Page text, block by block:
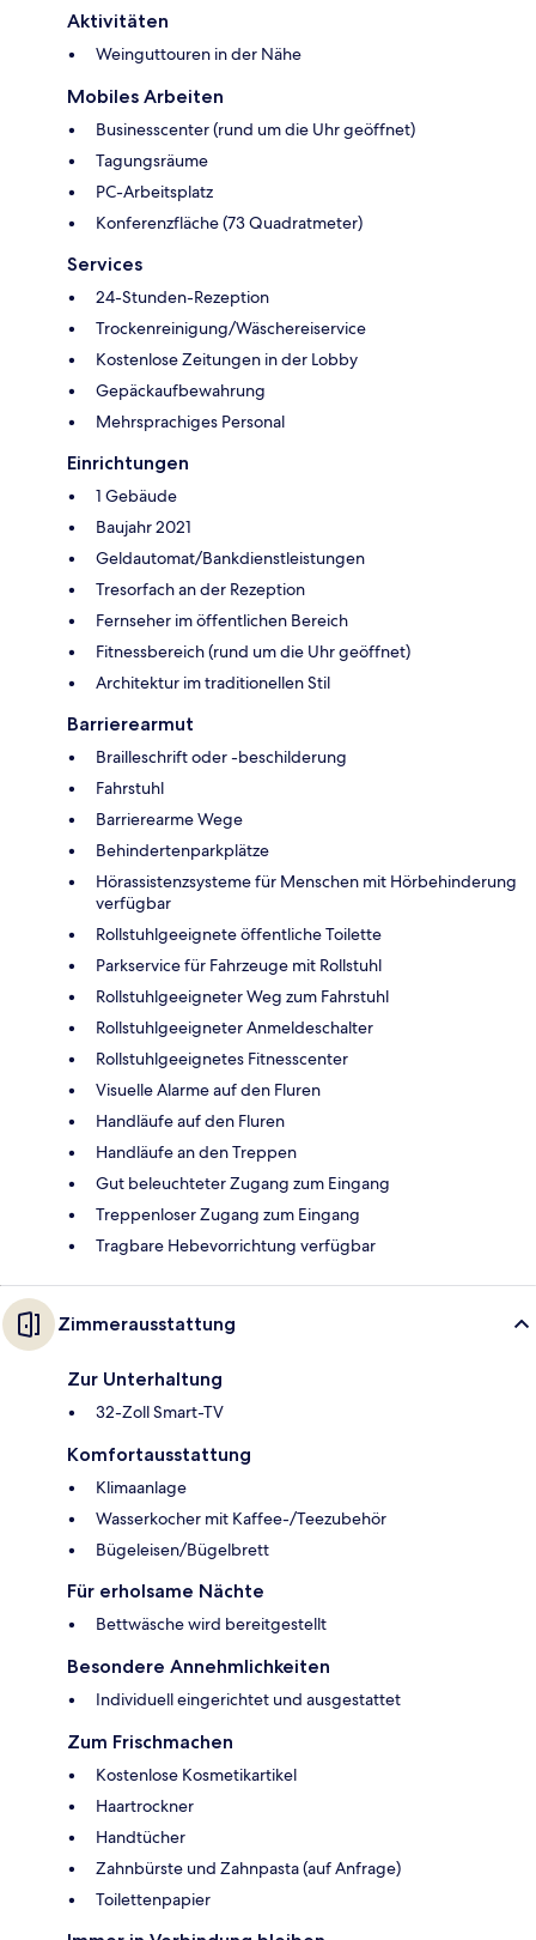
Aktivitäten
Weinguttouren in der Nähe
Mobiles Arbeiten
Businesscenter (rund um die Uhr geöffnet)
Tagungsräume
PC-Arbeitsplatz
Konferenzfläche (73 Quadratmeter)
Services
24-Stunden-Rezeption
Trockenreinigung/Wäschereiservice
Kostenlose Zeitungen in der Lobby
Gepäckaufbewahrung
Mehrsprachiges Personal
Einrichtungen
1 Gebäude
Baujahr 2021
Geldautomat/Bankdienstleistungen
Tresorfach an der Rezeption
Fernseher im öffentlichen Bereich
Fitnessbereich (rund um die Uhr geöffnet)
Architektur im traditionellen Stil
Barrierearmut
Brailleschrift oder -beschilderung
Fahrstuhl
Barrierearme Wege
Behindertenparkplätze
Hörassistenzsysteme für Menschen mit Hörbehinderung
verfügbar
Rollstuhlgeeignete öffentliche Toilette
Parkservice für Fahrzeuge mit Rollstuhl
Rollstuhlgeeigneter Weg zum Fahrstuhl
Rollstuhlgeeigneter Anmeldeschalter
Rollstuhlgeeignetes Fitnesscenter
Visuelle Alarme auf den Fluren
Handläufe auf den Fluren
Handläufe an den Treppen
Gut beleuchteter Zugang zum Eingang
Treppenloser Zugang zum Eingang
Tragbare Hebevorrichtung verfügbar
Zimmerausstattung
Zur Unterhaltung
32-Zoll Smart-TV
Komfortausstattung
Klimaanlage
Wasserkocher mit Kaffee-/Teezubehör
Bügeleisen/Bügelbrett
Für erholsame Nächte
Bettwäsche wird bereitgestellt
Besondere Annehmlichkeiten
Individuell eingerichtet und ausgestattet
Zum Frischmachen
Kostenlose Kosmetikartikel
Haartrockner
Handtücher
Zahnbürste und Zahnpasta (auf Anfrage)
Toilettenpapier